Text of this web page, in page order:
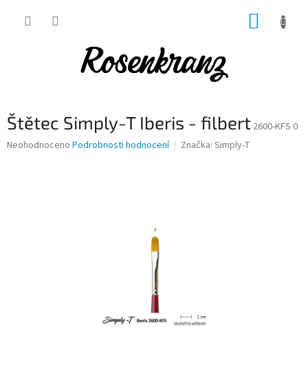
Štětec Simply-T Iberis - filbert 2600-KFS 0
Průměrné
Neohodnoceno Podrobnosti hodnocení Značka: Simply-T